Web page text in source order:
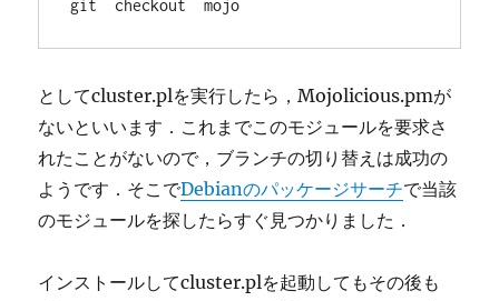
git  checkout  mojo
としてcluster.plを実行したら，Mojolicious.pmが
ないといいます．これまでこのモジュールを要求さ
れたことがないので，ブランチの切り替えは成功の
ようです．そこでDebianのパッケージサーチで当該
のモジュールを探したらすぐ見つかりました．
インストールしてcluster.plを起動してもその後も